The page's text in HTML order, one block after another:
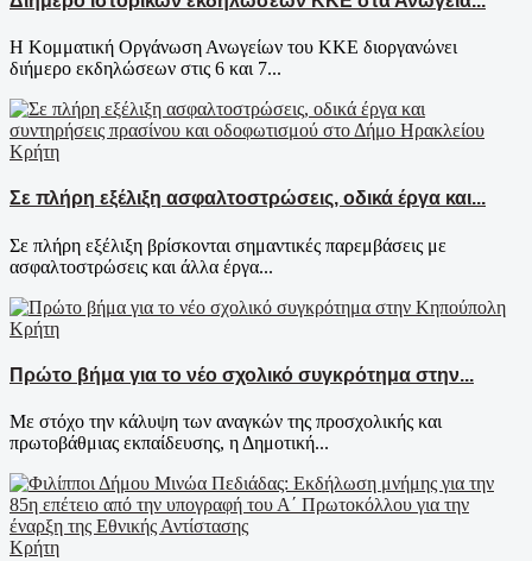
Η Κομματική Οργάνωση Ανωγείων του ΚΚΕ διοργανώνει
διήμερο εκδηλώσεων στις 6 και 7...
Κρήτη
Σε πλήρη εξέλιξη ασφαλτοστρώσεις, οδικά έργα και...
Σε πλήρη εξέλιξη βρίσκονται σημαντικές παρεμβάσεις με
ασφαλτοστρώσεις και άλλα έργα...
Κρήτη
Πρώτο βήμα για το νέο σχολικό συγκρότημα στην...
Με στόχο την κάλυψη των αναγκών της προσχολικής και
πρωτοβάθμιας εκπαίδευσης, η Δημοτική...
Κρήτη